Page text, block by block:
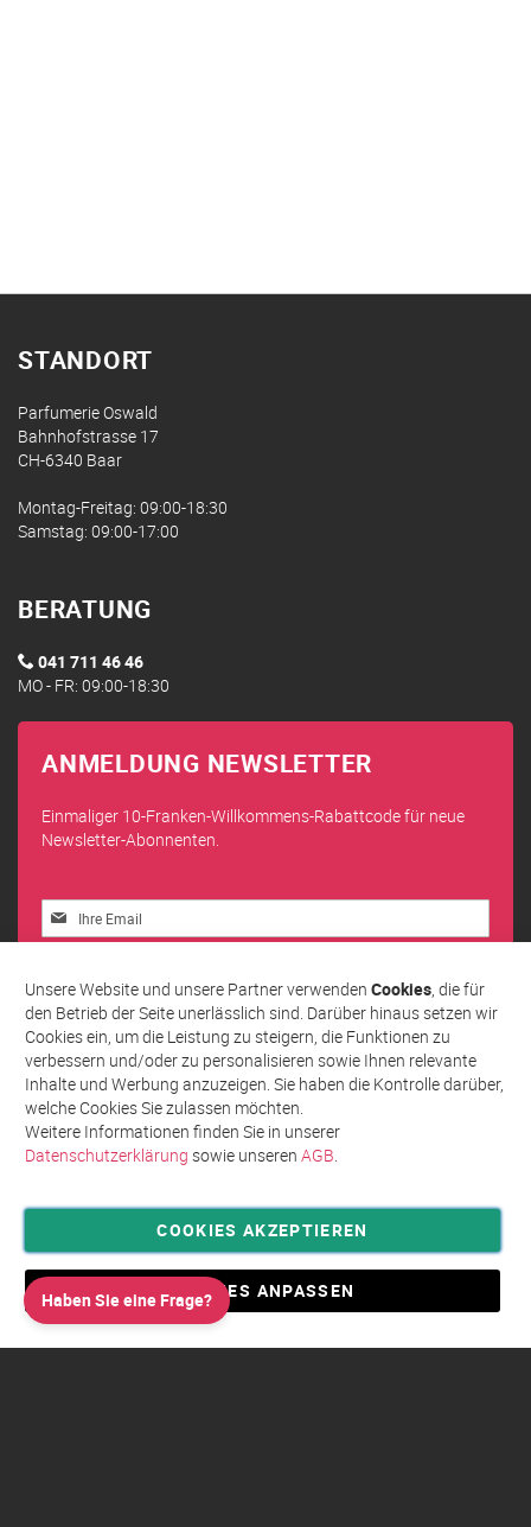
STANDORT
Parfumerie Oswald
Bahnhofstrasse 17
CH-6340 Baar
Montag-Freitag: 09:00-18:30
Samstag: 09:00-17:00
BERATUNG
041 711 46 46
MO - FR: 09:00-18:30
ANMELDUNG NEWSLETTER
Einmaliger 10-Franken-Willkommens-Rabattcode für neue
Newsletter-Abonnenten.
Melden
Sie
unseren
Newsletter
an:
Abonnieren
Privatsphäre und Datenschutz
Allgemeine Geschäftsbedingungen AGB
Impressum
Haben Sie eine Frage?
Unsere Website und unsere Partner verwenden Cookies, die für
den Betrieb der Seite unerlässlich sind. Darüber hinaus setzen wir
Cookies ein, um die Leistung zu steigern, die Funktionen zu
verbessern und/oder zu personalisieren sowie Ihnen relevante
Inhalte und Werbung anzuzeigen. Sie haben die Kontrolle darüber,
welche Cookies Sie zulassen möchten.
Weitere Informationen finden Sie in unserer
Datenschutzerklärung sowie unseren AGB.
COOKIES AKZEPTIEREN
COOKIES ANPASSEN